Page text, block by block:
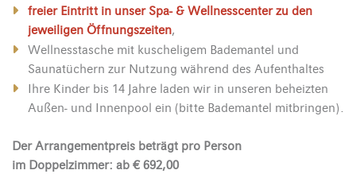
freier Eintritt in unser Spa- & Wellnesscenter zu den
jeweiligen Öffnungszeiten,
Wellnesstasche mit kuscheligem Bademantel und
Saunatüchern zur Nutzung während des Aufenthaltes
Ihre Kinder bis 14 Jahre laden wir in unseren beheizten
Außen- und Innenpool ein (bitte Bademantel mitbringen).
Der Arrangementpreis beträgt pro Person
im Doppelzimmer: ab € 692,00